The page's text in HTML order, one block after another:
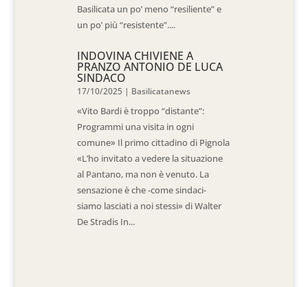
Basilicata un po’ meno “resiliente” e
un po’ più “resistente”....
INDOVINA CHIVIENE A
PRANZO ANTONIO DE LUCA
SINDACO
17/10/2025 | Basilicatanews
«Vito Bardi è troppo “distante”:
Programmi una visita in ogni
comune» Il primo cittadino di Pignola
«L’ho invitato a vedere la situazione
al Pantano, ma non è venuto. La
sensazione è che -come sindaci-
siamo lasciati a noi stessi» di Walter
De Stradis In...